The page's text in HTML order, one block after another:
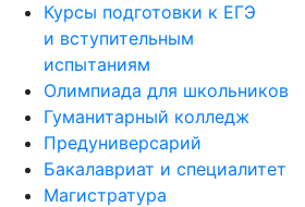
Курсы подготовки к ЕГЭ
и вступительным
испытаниям
Олимпиада для школьников
Гуманитарный колледж
Предуниверсарий
Бакалавриат и специалитет
Магистратура